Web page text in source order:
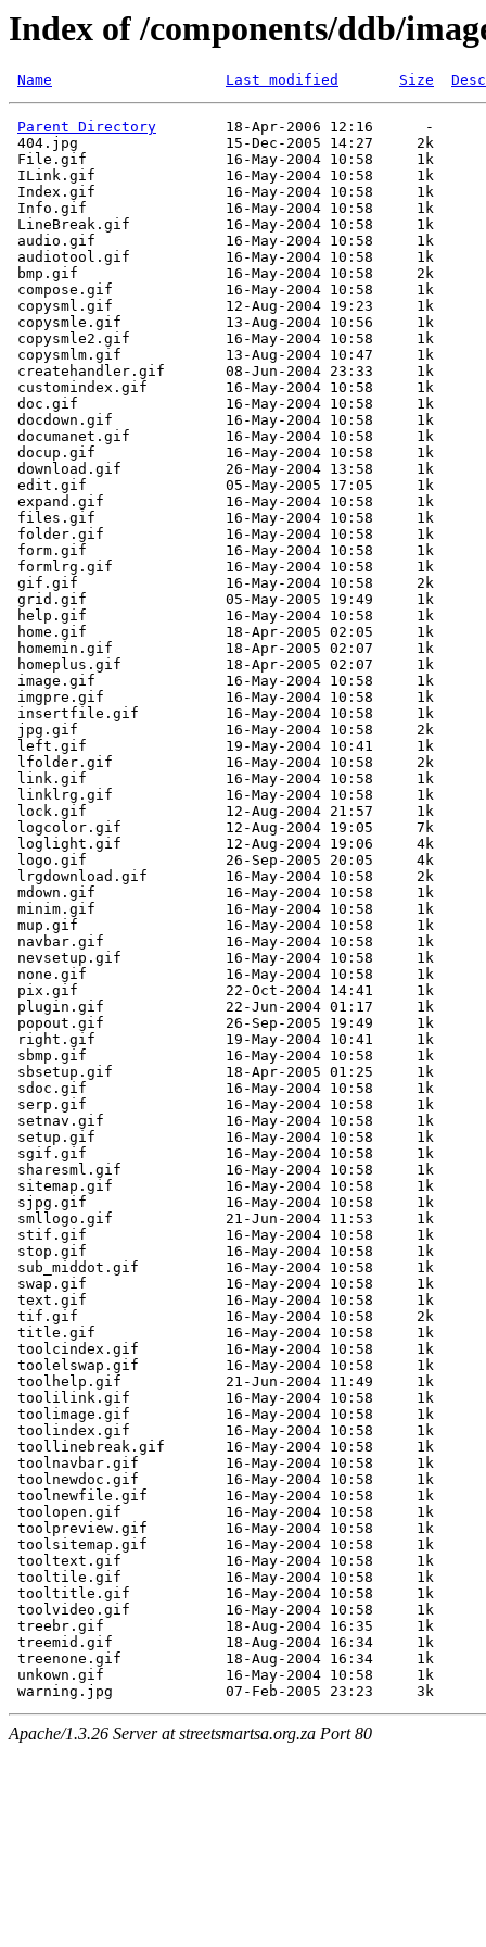
Index of /components/ddb/
Name Last modified Size
Parent Directory
        18-Apr-2006 12:16      -
404.jpg                 15-Dec-2005 14:27     2k
File.gif                16-May-2004 10:58     1k
ILink.gif               16-May-2004 10:58     1k
Index.gif               16-May-2004 10:58     1k
Info.gif                16-May-2004 10:58     1k
LineBreak.gif           16-May-2004 10:58     1k
audio.gif               16-May-2004 10:58     1k
audiotool.gif           16-May-2004 10:58     1k
bmp.gif                 16-May-2004 10:58     2k
compose.gif             16-May-2004 10:58     1k
copysml.gif             12-Aug-2004 19:23     1k
copysmle.gif            13-Aug-2004 10:56     1k
copysmle2.gif           16-May-2004 10:58     1k
copysmlm.gif            13-Aug-2004 10:47     1k
createhandler.gif       08-Jun-2004 23:33     1k
customindex.gif         16-May-2004 10:58     1k
doc.gif                 16-May-2004 10:58     1k
docdown.gif             16-May-2004 10:58     1k
documanet.gif           16-May-2004 10:58     1k
docup.gif               16-May-2004 10:58     1k
download.gif            26-May-2004 13:58     1k
edit.gif                05-May-2005 17:05     1k
expand.gif              16-May-2004 10:58     1k
files.gif               16-May-2004 10:58     1k
folder.gif              16-May-2004 10:58     1k
form.gif                16-May-2004 10:58     1k
formlrg.gif             16-May-2004 10:58     1k
gif.gif                 16-May-2004 10:58     2k
grid.gif                05-May-2005 19:49     1k
help.gif                16-May-2004 10:58     1k
home.gif                18-Apr-2005 02:05     1k
homemin.gif             18-Apr-2005 02:07     1k
homeplus.gif            18-Apr-2005 02:07     1k
image.gif               16-May-2004 10:58     1k
imgpre.gif              16-May-2004 10:58     1k
insertfile.gif          16-May-2004 10:58     1k
jpg.gif                 16-May-2004 10:58     2k
left.gif                19-May-2004 10:41     1k
lfolder.gif             16-May-2004 10:58     2k
link.gif                16-May-2004 10:58     1k
linklrg.gif             16-May-2004 10:58     1k
lock.gif                12-Aug-2004 21:57     1k
logcolor.gif            12-Aug-2004 19:05     7k
loglight.gif            12-Aug-2004 19:06     4k
logo.gif                26-Sep-2005 20:05     4k
lrgdownload.gif         16-May-2004 10:58     2k
mdown.gif               16-May-2004 10:58     1k
minim.gif               16-May-2004 10:58     1k
mup.gif                 16-May-2004 10:58     1k
navbar.gif              16-May-2004 10:58     1k
nevsetup.gif            16-May-2004 10:58     1k
none.gif                16-May-2004 10:58     1k
pix.gif                 22-Oct-2004 14:41     1k
plugin.gif              22-Jun-2004 01:17     1k
popout.gif              26-Sep-2005 19:49     1k
right.gif               19-May-2004 10:41     1k
sbmp.gif                16-May-2004 10:58     1k
sbsetup.gif             18-Apr-2005 01:25     1k
sdoc.gif                16-May-2004 10:58     1k
serp.gif                16-May-2004 10:58     1k
setnav.gif              16-May-2004 10:58     1k
setup.gif               16-May-2004 10:58     1k
sgif.gif                16-May-2004 10:58     1k
sharesml.gif            16-May-2004 10:58     1k
sitemap.gif             16-May-2004 10:58     1k
sjpg.gif                16-May-2004 10:58     1k
smllogo.gif             21-Jun-2004 11:53     1k
stif.gif                16-May-2004 10:58     1k
stop.gif                16-May-2004 10:58     1k
sub_middot.gif          16-May-2004 10:58     1k
swap.gif                16-May-2004 10:58     1k
text.gif                16-May-2004 10:58     1k
tif.gif                 16-May-2004 10:58     2k
title.gif               16-May-2004 10:58     1k
toolcindex.gif          16-May-2004 10:58     1k
toolelswap.gif          16-May-2004 10:58     1k
toolhelp.gif            21-Jun-2004 11:49     1k
toolilink.gif           16-May-2004 10:58     1k
toolimage.gif           16-May-2004 10:58     1k
toolindex.gif           16-May-2004 10:58     1k
toollinebreak.gif       16-May-2004 10:58     1k
toolnavbar.gif          16-May-2004 10:58     1k
toolnewdoc.gif          16-May-2004 10:58     1k
toolnewfile.gif         16-May-2004 10:58     1k
toolopen.gif            16-May-2004 10:58     1k
toolpreview.gif         16-May-2004 10:58     1k
toolsitemap.gif         16-May-2004 10:58     1k
tooltext.gif            16-May-2004 10:58     1k
tooltile.gif            16-May-2004 10:58     1k
tooltitle.gif           16-May-2004 10:58     1k
toolvideo.gif           16-May-2004 10:58     1k
treebr.gif              18-Aug-2004 16:35     1k
treemid.gif             18-Aug-2004 16:34     1k
treenone.gif            18-Aug-2004 16:34     1k
unkown.gif              16-May-2004 10:58     1k
Apache/1.3.26 Server at streetsmartsa.org.za Port 80